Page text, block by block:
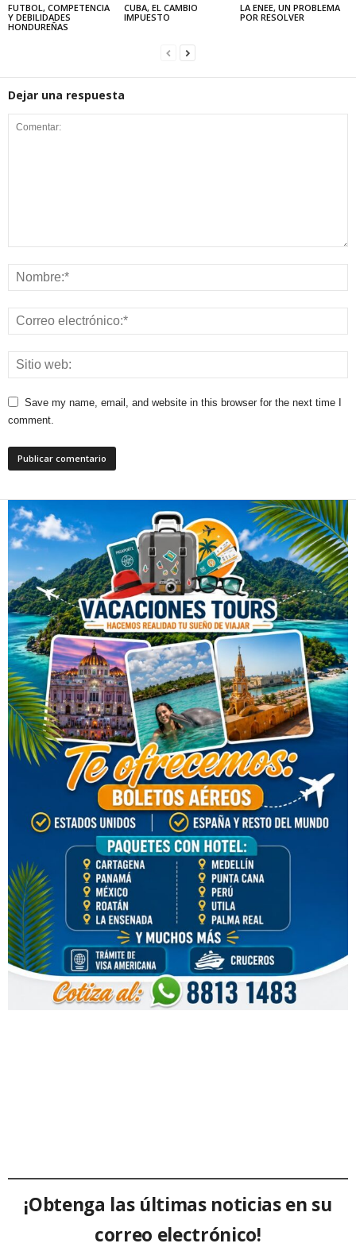
FUTBOL, COMPETENCIA
Y DEBILIDADES
HONDUREÑAS
CUBA, EL CAMBIO
IMPUESTO
LA ENEE, UN PROBLEMA
POR RESOLVER
Dejar una respuesta
Save my name, email, and website in this browser for the next time I
comment.
¡Obtenga las últimas noticias en su
correo electrónico!